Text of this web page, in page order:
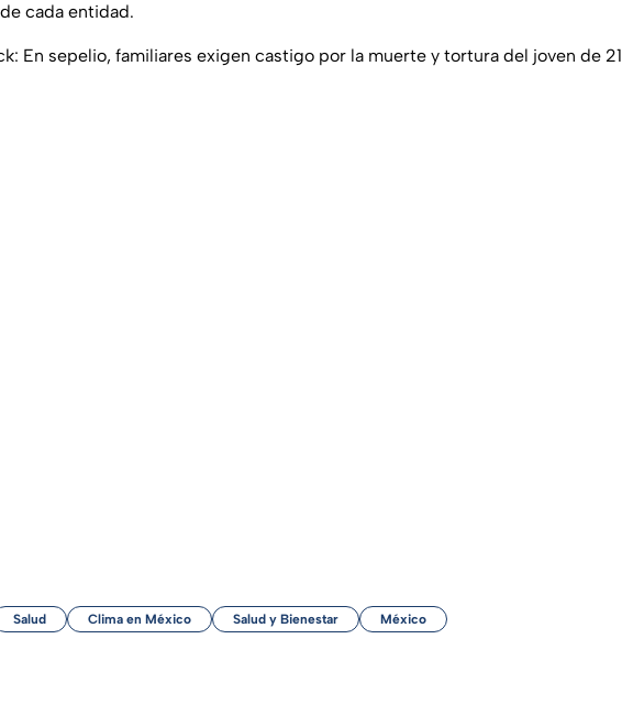
de cada entidad.
En sepelio, familiares exigen castigo por la muerte y tortura del joven de 21
Salud Clima en México Salud y Bienestar México